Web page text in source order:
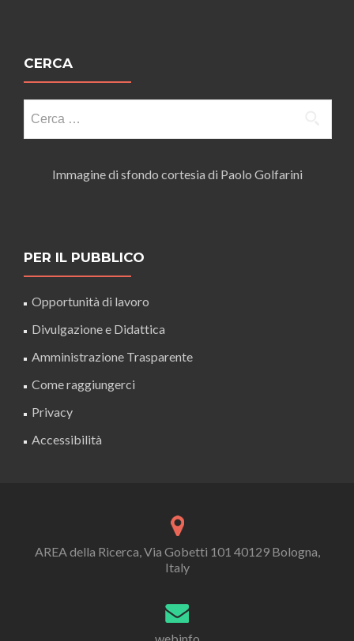
CERCA
per:
Immagine di sfondo cortesia di Paolo Golfarini
PER IL PUBBLICO
Opportunità di lavoro
Divulgazione e Didattica
Amministrazione Trasparente
Come raggiungerci
Privacy
Accessibilità
AREA della Ricerca, Via Gobetti 101 40129 Bologna,
Italy
webinfo